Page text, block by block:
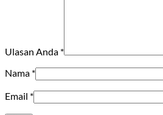
Ulasan Anda *
Nama *
Email *